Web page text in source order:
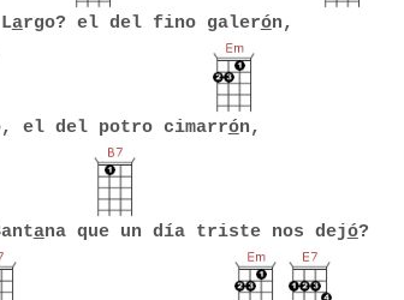
argo? el del fino galerón,
el del potro cimarrón,
ana que un día triste nos dejó?